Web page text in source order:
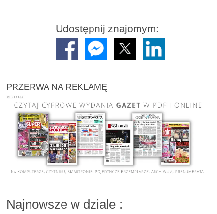
Udostępnij znajomym:
PRZERWA NA REKLAMĘ
Najnowsze w dziale :